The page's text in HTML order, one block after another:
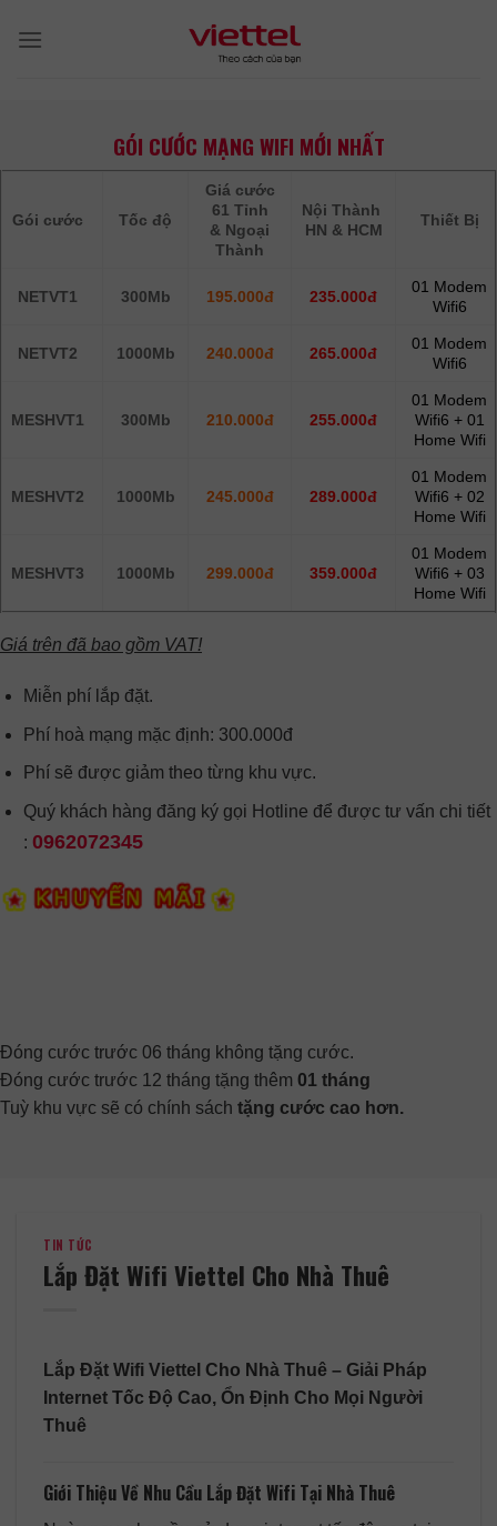
GÓI CƯỚC MẠNG WIFI MỚI NHẤT
Gói cước Tốc độ
Giá cước
61 Tỉnh
& Ngoại
Thành
Nội Thành
HN & HCM
Thiết Bị
NETVT1 300Mb 195.000đ 235.000đ
01 Modem
Wifi6
NETVT2 1000Mb 240.000đ 265.000đ
01 Modem
Wifi6
MESHVT1 300Mb 210.000đ 255.000đ
01 Modem
Wifi6 + 01
Home Wifi
MESHVT2 1000Mb 245.000đ 289.000đ
01 Modem
Wifi6 + 02
Home Wifi
MESHVT3 1000Mb 299.000đ 359.000đ
01 Modem
Wifi6 + 03
Home Wifi
Giá trên đã bao gồm VAT!
Miễn phí lắp đặt.
Phí hoà mạng mặc định: 300.000đ
Phí sẽ được giảm theo từng khu vực.
Quý khách hàng đăng ký gọi Hotline để được tư vấn chi tiết
: 0962072345
Đóng cước trước 06 tháng không tặng cước.
Đóng cước trước 12 tháng tặng thêm 01 tháng
Tuỳ khu vực sẽ có chính sách tặng cước cao hơn.
TIN TỨC
Lắp Đặt Wifi Viettel Cho Nhà Thuê
Lắp Đặt Wifi Viettel Cho Nhà Thuê – Giải Pháp
Internet Tốc Độ Cao, Ổn Định Cho Mọi Người
Thuê
Giới Thiệu Về Nhu Cầu Lắp Đặt Wifi Tại Nhà Thuê